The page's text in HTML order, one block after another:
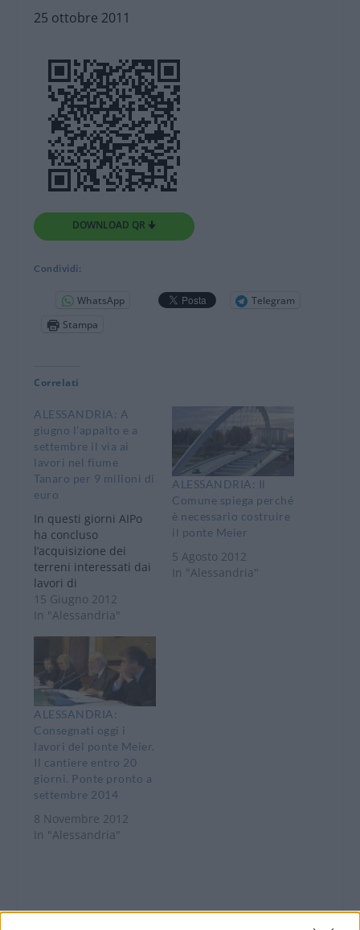
25 ottobre 2011
DOWNLOAD QR 🠋
Condividi:
WhatsApp
Telegram
Stampa
Correlati
ALESSANDRIA: A
giugno l’appalto e a
settembre il via ai
lavori nel fiume
Tanaro per 9 milioni di
euro
In questi giorni AIPo
ha concluso
l’acquisizione dei
terreni interessati dai
lavori di
completamento del
nodo di Alessandria a
Cittadella. Le due gare
d’appalto relative a
questi interventi
saranno avviate nel
mese di giugno. I
lavori, che si prevede
di iniziare subito dopo
l’estate, ammontano…
15 Giugno 2012
In "Alessandria"
ALESSANDRIA: Il
Comune spiega perché
è necessario costruire
il ponte Meier
5 Agosto 2012
In "Alessandria"
ALESSANDRIA:
Consegnati oggi i
lavori del ponte Meier.
Il cantiere entro 20
giorni. Ponte pronto a
settembre 2014
8 Novembre 2012
In "Alessandria"